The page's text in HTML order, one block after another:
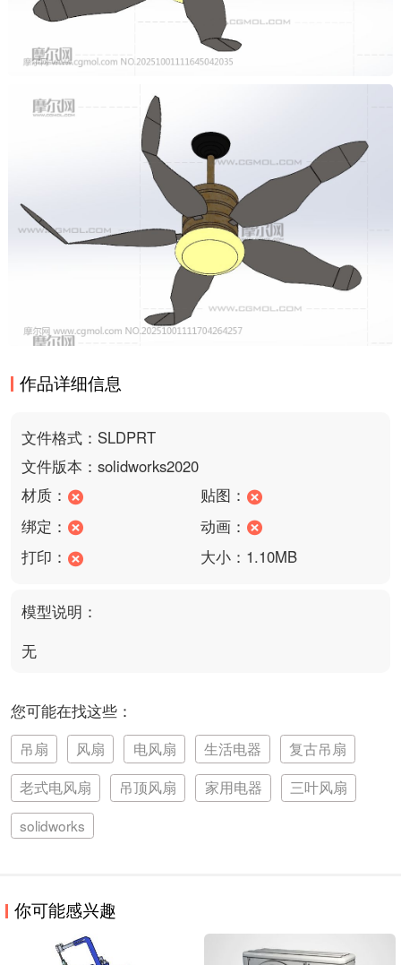
作品详细信息
文件格式：SLDPRT
文件版本：solidworks2020
材质：
贴图：
绑定：
动画：
打印：
大小：1.10MB
模型说明：
无
您可能在找这些：
吊扇 风扇 电风扇 生活电器
复古吊扇
老式电风扇
吊顶风扇 家用电器
三叶风扇
solidworks
你可能感兴趣